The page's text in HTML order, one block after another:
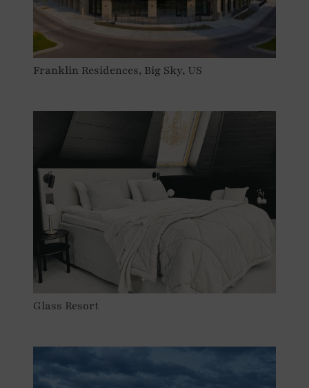
Franklin Residences, Big Sky, US
Glass Resort